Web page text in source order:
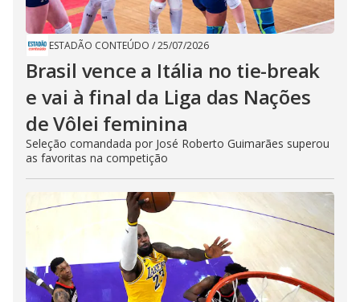
ESTADÃO CONTEÚDO /25/07/2026
Brasil vence a Itália no tie-break
e vai à final da Liga das Nações
de Vôlei feminina
Seleção comandada por José Roberto Guimarães superou
as favoritas na competição